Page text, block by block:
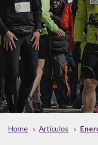
Home Artículos